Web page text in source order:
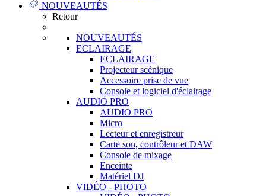
NOUVEAUTÉS
Retour
NOUVEAUTÉS
ECLAIRAGE
ECLAIRAGE
Projecteur scénique
Accessoire prise de vue
Console et logiciel d'éclairage
AUDIO PRO
AUDIO PRO
Micro
Lecteur et enregistreur
Carte son, contrôleur et DAW
Console de mixage
Enceinte
Matériel DJ
VIDÉO - PHOTO